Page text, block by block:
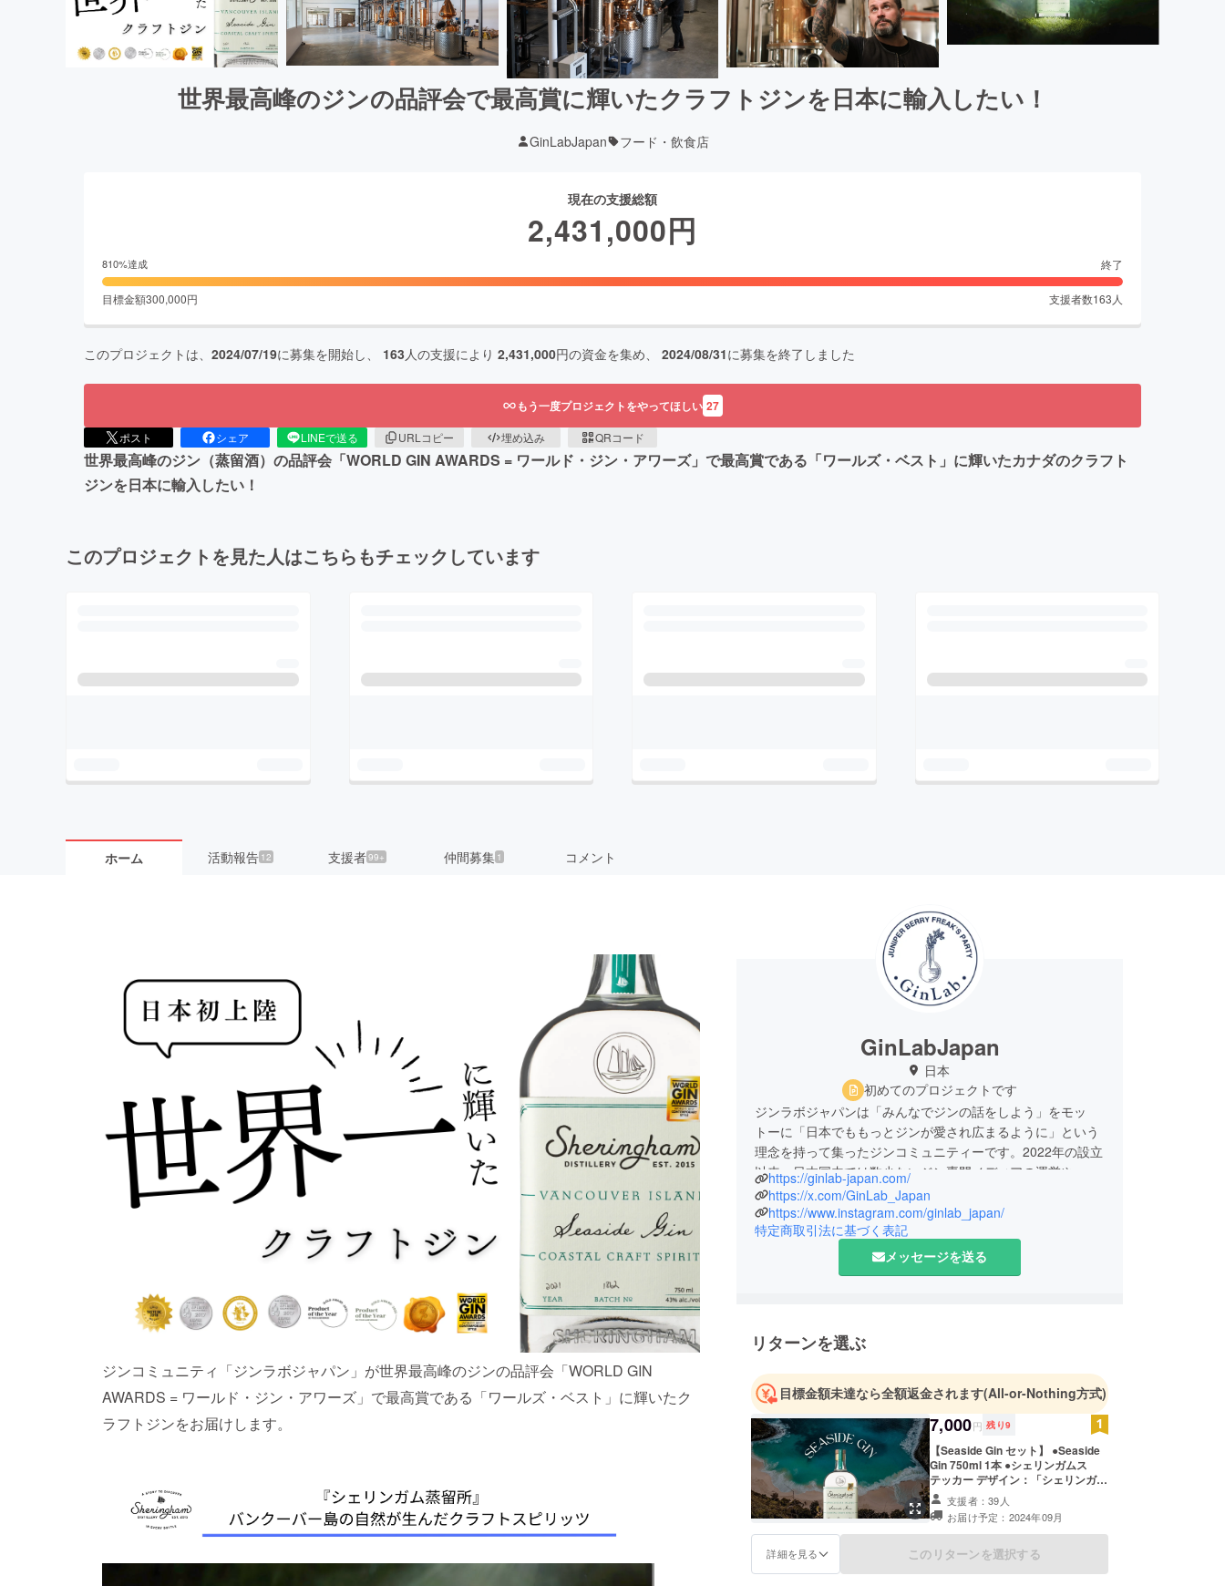
世界最高峰のジンの品評会で最高賞に輝いたクラフトジンを日本に輸入したい！
GinLabJapan フード・飲食店
現在の支援総額
2,431,000円
810%達成 終了
目標金額300,000円 支援者数163 人
このプロジェクトは、 2024/07/19に募集を開始し、 163 人の支援により 2,431,000円の資金を集め、 2024/08/31に募集を終了しました
もう一度プロジェクトをやってほしい 27
ポスト シェア LINEで送る URLコピー 埋め込み QRコード
世界最高峰のジン（蒸留酒）の品評会「WORLD GIN AWARDS = ワールド・ジン・アワーズ」で最高賞である「ワールズ・ベスト」に輝いたカナダのクラフト
ジンを日本に輸入したい！
このプロジェクトを見た人はこちらもチェックしています
ホーム 活動報告 12 支援者99+ 仲間募集 1 コメント
ジンコミュニティ「ジンラボジャパン」が世界最高峰のジンの品評会「WORLD GIN
AWARDS = ワールド・ジン・アワーズ」で最高賞である「ワールズ・ベスト」に輝いたク
ラフトジンをお届けします。
GinLabJapan
日本
初めてのプロジェクトです
ジンラボジャパンは「みんなでジンの話をしよう」をモッ
トーに「日本でももっとジンが愛され広まるように」という
理念を持って集ったジンコミュニティーです。2022年の設立
以来、日本国内では数少ないジン専門メディアの運営や、ジ
ンに特化したイベントを開催し、ジンの魅力を発信してきま
した。
https://ginlab-japan.com/
https://x.com/GinLab_Japan
https://www.instagram.com/ginlab_japan/
特定商取引法に基づく表記
メッセージを送る
リターンを選ぶ
目標金額未達なら全額返金されます(All-or-Nothing方式)
7,000円 残り9
【Seaside Gin セット】 ●Seaside
Gin 750ml 1本 ●シェリンガムス
テッカー デザイン：「シェリンガム
ジン」が縦にプリントされたステッ
カーです。 商品サイズ：4cm×7cm
●ジンラボステッカー デザイン：
「GinLabJapan」ロゴがプリントさ
れたステッカーです。 商品サイズ：
支援者：39人
お届け予定：2024年09月
詳細を見る このリターンを選択する